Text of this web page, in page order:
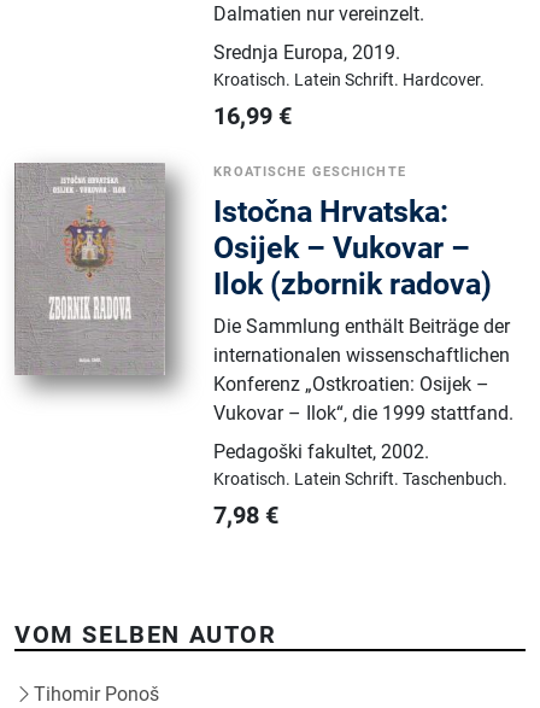
Dalmatien nur vereinzelt.
Srednja Europa,2019.
Kroatisch. Latein Schrift. Hardcover.
16,99 €
KROATISCHE GESCHICHTE
Istočna Hrvatska:
Osijek – Vukovar –
Ilok (zbornik radova)
Die Sammlung enthält Beiträge der
internationalen wissenschaftlichen
Konferenz „Ostkroatien: Osijek –
Vukovar – Ilok“, die 1999 stattfand.
Pedagoški fakultet,2002.
Kroatisch. Latein Schrift.Taschenbuch.
7,98 €
VOM SELBEN AUTOR
Tihomir Ponoš